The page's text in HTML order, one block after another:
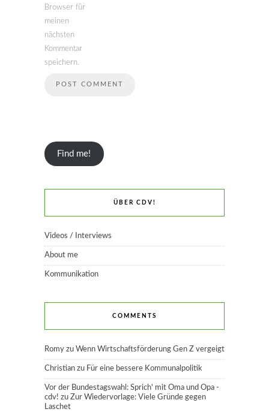
Browser für
meinen
nächsten
Kommentar
speichern.
Find me!
ÜBER CDV!
Videos / Interviews
About me
Kommunikation
COMMENTS
Romy zu Wenn Wirtschaftsförderung Gen Z vergeigt
Christian zu Für eine bessere Kommunalpolitik
Vor der Bundestagswahl: Sprich' mit Oma und Opa -
cdv! zu Zur Wiedervorlage: Viele Gründe gegen
Laschet